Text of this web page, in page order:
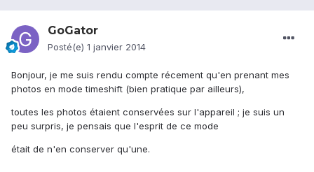
GoGator
Posté(e) 1 janvier 2014
Bonjour, je me suis rendu compte récement qu'en prenant mes
photos en mode timeshift (bien pratique par ailleurs),
toutes les photos étaient conservées sur l'appareil ; je suis un
peu surpris, je pensais que l'esprit de ce mode
était de n'en conserver qu'une.